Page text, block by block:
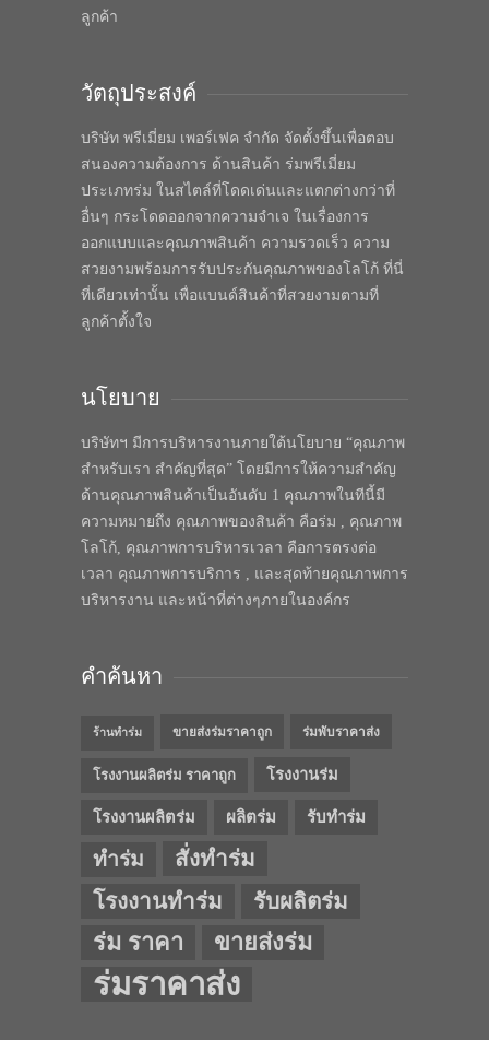
ลูกค้า
วัตถุประสงค์
บริษัท พรีเมี่ยม เพอร์เฟค จำกัด จัดตั้งขึ้นเพื่อตอบ
สนองความต้องการ ด้านสินค้า ร่มพรีเมี่ยม
ประเภทร่ม ในสไตล์ที่โดดเด่นและแตกต่างกว่าที่
อื่นๆ กระโดดออกจากความจำเจ ในเรื่องการ
ออกแบบและคุณภาพสินค้า ความรวดเร็ว ความ
สวยงามพร้อมการรับประกันคุณภาพของโลโก้ ที่นี่
ที่เดียวเท่านั้น เพื่อแบนด์สินค้าที่สวยงามตามที่
ลูกค้าตั้งใจ
นโยบาย
บริษัทฯ มีการบริหารงานภายใต้นโยบาย “คุณภาพ
สำหรับเรา สำคัญที่สุด” โดยมีการให้ความสำคัญ
ด้านคุณภาพสินค้าเป็นอันดับ 1 คุณภาพในทีนี้มี
ความหมายถึง คุณภาพของสินค้า คือร่ม , คุณภาพ
โลโก้, คุณภาพการบริหารเวลา คือการตรงต่อ
เวลา คุณภาพการบริการ , และสุดท้ายคุณภาพการ
บริหารงาน และหน้าที่ต่างๆภายในองค์กร
คำค้นหา
ร้านทำร่ม ขายส่งร่มราคาถูก ร่มพับราคาส่ง
โรงงานผลิตร่ม ราคาถูก โรงงานร่ม
โรงงานผลิตร่ม ผลิตร่ม รับทำร่ม
ทำร่ม
สั่งทำร่ม
โรงงานทำร่ม
รับผลิตร่ม
ร่ม ราคา ขายส่งร่ม
ร่มราคาส่ง